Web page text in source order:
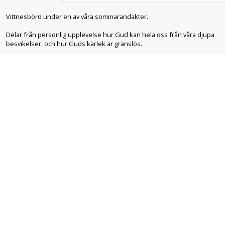
Vittnesbörd under en av våra sommarandakter.
Delar från personlig upplevelse hur Gud kan hela oss från våra djupa
besvikelser, och hur Guds kärlek är gränslös.